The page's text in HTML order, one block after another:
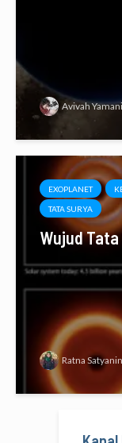
Avivah Yamani
EXOPLANET
TATA SURYA
Wujud
Ratna